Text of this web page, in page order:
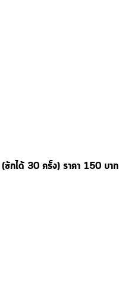
กได้ 30 ครั้ง) ราคา 150 บาท